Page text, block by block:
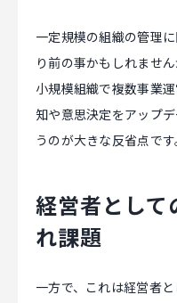
一定規模の組織の管理
り前の事かもしれませ
小規模組織で複数事業
知や意思決定をアップ
うのが大きな反省点です
経営者として
れ課題
一方で、これは経営者